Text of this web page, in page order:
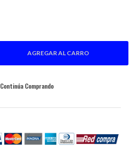
Continúa Comprando